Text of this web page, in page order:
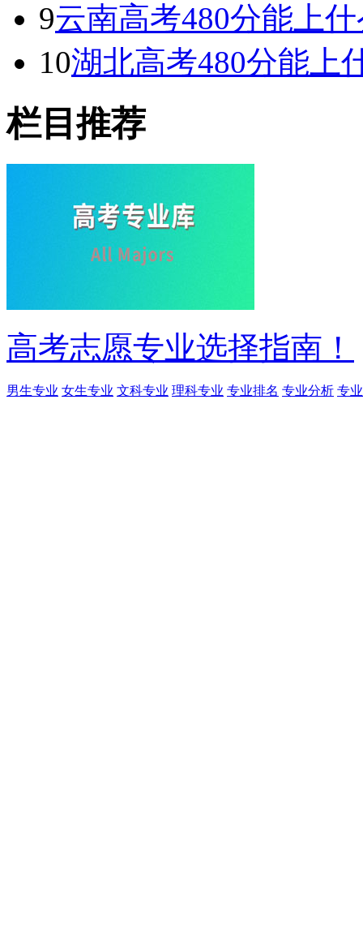
9云南高考480分能上
10湖北高考480分能上
栏目推荐
高考志愿专业选择指南！
男生专业 女生专业 文科专业 理科专业 专业排名 专业分析 专